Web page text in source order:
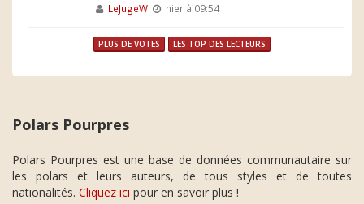
LeJugeW hier à 09:54
PLUS DE VOTES LES TOP DES LECTEURS
Polars Pourpres
Polars Pourpres est une base de données communautaire sur
les polars et leurs auteurs, de tous styles et de toutes
nationalités. Cliquez ici pour en savoir plus !